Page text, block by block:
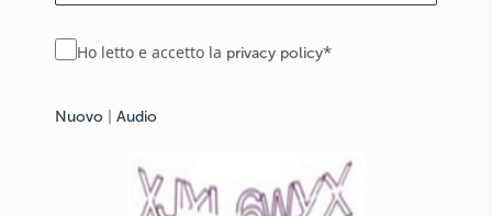
Ho letto e accetto la privacy policy*
Nuovo Audio